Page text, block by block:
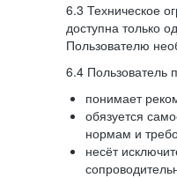
6.3 Техническое
доступна только
Пользователю
6.4 Пользователь
понимает
обязуется
нормам и
несёт